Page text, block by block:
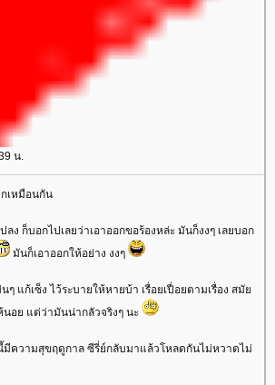
น.
เหมือนกัน
ลง ก็บอกไปเลยว่าเอาออกขอร้องหล่ะ มันก็งงๆ เลยบอก
มันก็เอาออกให้อย่าง งงๆ
ๆ แก้เซ็ง ไว้ระบายให้หายบ้า เรื่อยเปื่อยตามเรื่อง สมั
นอย แต่ว่ามันน่ากลัวจริงๆ นะ
มีความสุขฤดูกาล ซีรี่ย์กลับมาแล้วโหลดกันไม่หวาดไม่